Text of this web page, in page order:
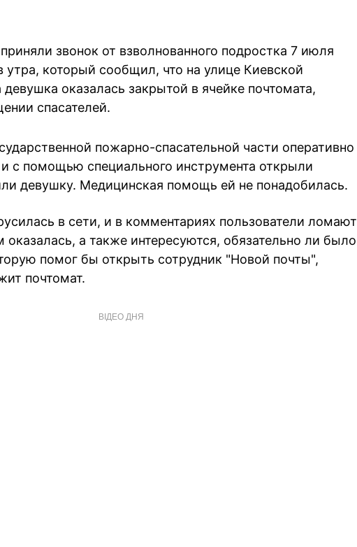
звонок от взволнованного подростка 7 июля
утра, который сообщил, что на улице Киевской
девушка оказалась закрытой в ячейке почтомата,
спасателей.
пожарно-спасательной части оперативно
с помощью специального инструмента открыли
девушку. Медицинская помощь ей не понадобилась.
в сети, и в комментариях пользователи ломают
оказалась, а также интересуются, обязательно ли было
помог бы открыть сотрудник "Новой почты",
почтомат.
ВІДЕО ДНЯ